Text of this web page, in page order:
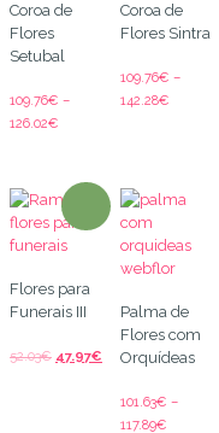
Coroa de
Flores
Setubal
109.76€ –
126.02€
Coroa de
Flores Sintra
109.76€ –
142.28€
Flores para
Funerais III
52.03€ 47.97€
Palma de
Flores com
Orquídeas
101.63€ –
117.89€